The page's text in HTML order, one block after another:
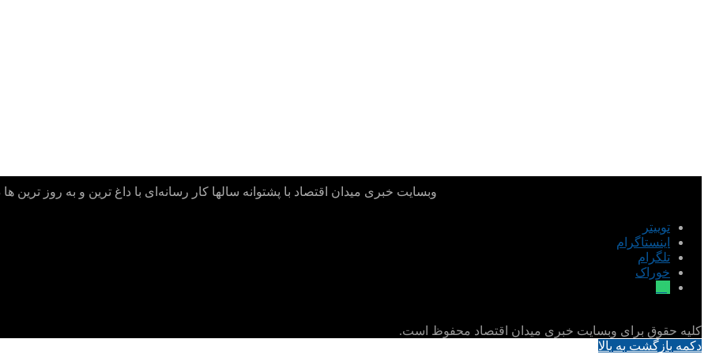
وبسایت خبری میدان اقتصاد با پشتوانه سالها کار رسانه‌ای با داغ ترین و به روز ترین
توییتر
اینستاگرام
تلگرام
خوراک
کلیه حقوق برای وبسایت خبری میدان اقتصاد محفوظ است.
دکمه بازگشت به بالا